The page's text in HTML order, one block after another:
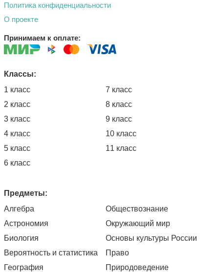
Политика конфиденциальности
О проекте
Принимаем к оплате:
Классы:
1 класс
2 класс
3 класс
4 класс
5 класс
6 класс
7 класс
8 класс
9 класс
10 класс
11 класс
Предметы:
Алгебра
Астрономия
Биология
Вероятность и статистика
География
Обществознание
Окружающий мир
Основы культуры России
Право
Природоведение